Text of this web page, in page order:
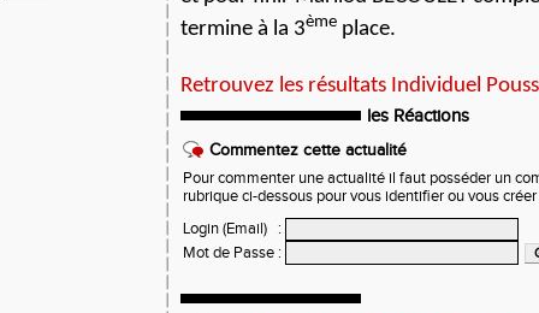
termine à la 3ème place.
Retrouvez les résultats Individuel
les Réactions
Commentez cette actualité
Pour commenter une actualité il faut posséder un
rubrique ci-dessous pour vous identifier ou vous
Login (Email)
:
Mot de Passe :